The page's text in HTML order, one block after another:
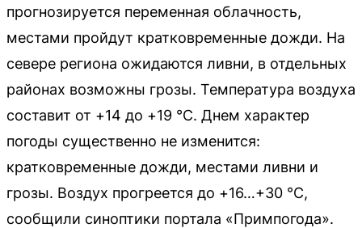
прогнозируется переменная облачность,
местами пройдут кратковременные дожди. На
севере региона ожидаются ливни, в отдельных
районах возможны грозы. Температура воздуха
составит от +14 до +19 °C. Днем характер
погоды существенно не изменится:
кратковременные дожди, местами ливни и
грозы. Воздух прогреется до +16…+30 °C,
сообщили синоптики портала «Примпогода».